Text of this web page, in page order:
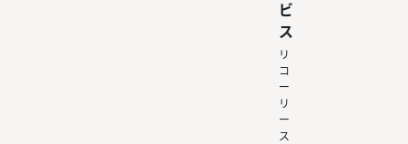
ビ
ス
リ
コ
ー
リ
ー
ス